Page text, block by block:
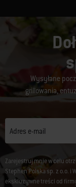
Wysyłane
grillowania,
Adres e-mail
Zarejestruj mnie w celu
Stephen Polska sp. z o.o. i
ekskluzywne treści od